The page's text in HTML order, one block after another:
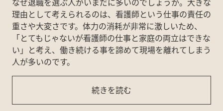
なぜ退職を選ぶ人がいまだに多いのでしょうか。大きな
理由として考えられるのは、看護師という仕事の責任の
重さや大変さです。体力の消耗が非常に激しいため、
「とてもじゃないが看護師の仕事と家庭の両立はできな
い」と考え、働き続ける事を諦めて現場を離れてしまう
人が多いのです。
続きを読む